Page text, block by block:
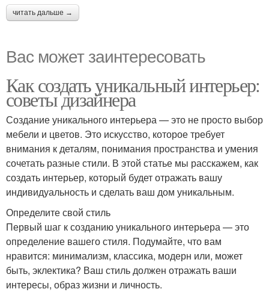
читать дальше →
Вас может заинтересовать
Как создать уникальный интерьер:
советы дизайнера
Создание уникального интерьера — это не просто выбор
мебели и цветов. Это искусство, которое требует
внимания к деталям, понимания пространства и умения
сочетать разные стили. В этой статье мы расскажем, как
создать интерьер, который будет отражать вашу
индивидуальность и сделать ваш дом уникальным.
Определите свой стиль
Первый шаг к созданию уникального интерьера — это
определение вашего стиля. Подумайте, что вам
нравится: минимализм, классика, модерн или, может
быть, эклектика? Ваш стиль должен отражать ваши
интересы, образ жизни и личность.